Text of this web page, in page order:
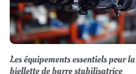
Les équipements essentiels pour
biellette de barre stabilisatrice